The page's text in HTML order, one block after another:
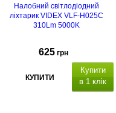
Налобний світлодіодний
ліхтарик VIDEX VLF-H025C
310Lm 5000K
625 грн
КУПИТИ
Купити
в 1 клік